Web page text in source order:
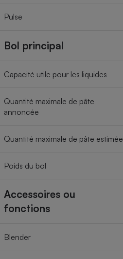
Pulse
Bol principal
Capacité utile pour les liquides
Quantité maximale de pâte
annoncée
Quantité maximale de pâte estimée
Poids du bol
Accessoires ou
fonctions
Blender